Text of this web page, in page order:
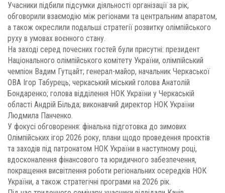
Учасники підбили підсумки діяльності організації за рік,
обговорили взаємодію між регіонами та центральним апаратом,
а також окреслили подальші стратегії розвитку олімпійського
руху в умовах воєнного стану.
На заході серед почесних гостей були присутні: президент
Національного олімпійського комітету України, олімпійський
чемпіон Вадим Гутцайт; генерал-майор, начальник Черкаської
ОВА Ігор Табурець; черкаський міський голова Анатолій
Бондаренко; голова відділення НОК України у Черкаській
області Андрій Більда; виконавчий директор НОК України
Людмила Панченко.
У фокусі обговорення: фінальна підготовка до зимових
Олімпійських ігор 2026 року, плани щодо проведення проєктів
та заходів під патронатом НОК України в наступному році,
вдосконалення фінансового та юридичного забезпечення,
покращення висвітлення роботи регіональних осередків НОК
України, а також стратегічні програми на 2026 рік.